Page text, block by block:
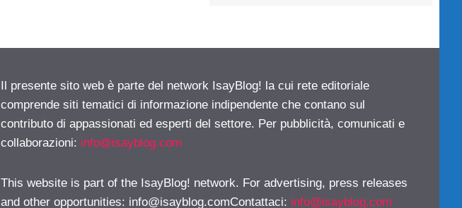
Il presente sito web è parte del network IsayBlog! la cui rete editoriale
comprende siti tematici di informazione indipendente che contano sul
contributo di appassionati ed esperti del settore. Per pubblicità, comunicati e
collaborazioni: info@isayblog.com
This website is part of the IsayBlog! network. For advertising, press releases
and other opportunities: info@isayblog.comContattaci: info@isayblog.com